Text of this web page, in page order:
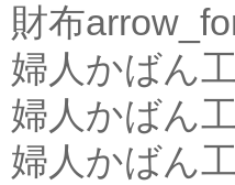
財布
婦人かばん
婦人かばん
婦人かばん